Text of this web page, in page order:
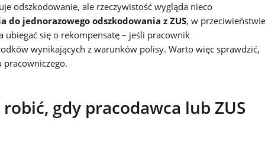
odszkodowanie, ale rzeczywistość wygląda nieco
jednorazowego odszkodowania z ZUS, w przeciwieństwie
się o rekompensatę – jeśli pracownik
wynikających z warunków polisy. Warto więc sprawdzić,
pracowniczego.
gdy pracodawca lub ZUS